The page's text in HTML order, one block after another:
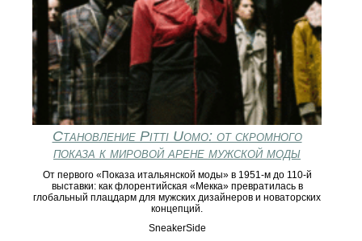
Становление Pitti Uomo: от скромного
показа к мировой арене мужской моды
От первого «Показa итальянской моды» в 1951‑м до 110‑й
выставки: как флорентийская «Мекка» превратилась в
глобальный плацдарм для мужских дизайнеров и новаторских
концепций.
SneakerSide